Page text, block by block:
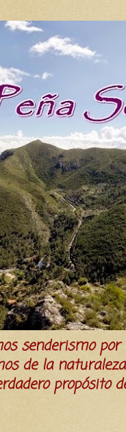
senderismo
de la naturaleza
propósito